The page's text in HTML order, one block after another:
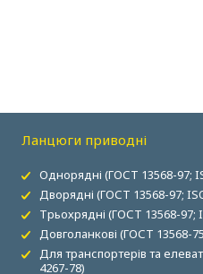
Ланцюги приводні
Однорядні (ГОСТ 13568-97;
Дворядні (ГОСТ 13568-97;
Трьохрядні (ГОСТ 13568-97;
Довголанкові (ГОСТ 13568-
Для транспортерів та
4267-78)